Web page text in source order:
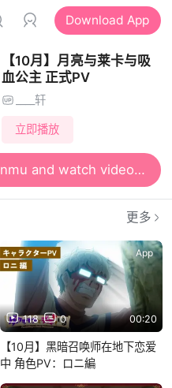
Download App
【10月】月亮与莱卡与吸
血公主 正式PV
____轩
立即播放
Open the App to send Danmu and watch videos together
更多
118 0 00:20
App
【10月】黑暗召唤师在地下恋爱
中 角色PV：ロニ編